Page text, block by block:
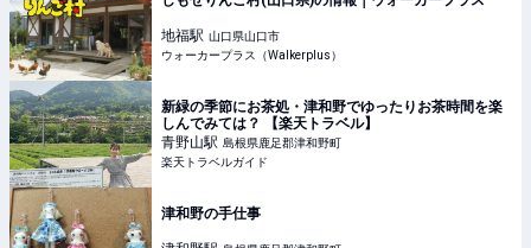
地福駅 山口県山口市
ウォーカープラス（Walkerplus）
新緑の季節にお茶処・津和野でゆったりお茶時間を楽
しんでみては？ 【楽天トラベル】
青野山駅 島根県鹿足郡津和野町
楽天トラベルガイド
津和野の手仕事